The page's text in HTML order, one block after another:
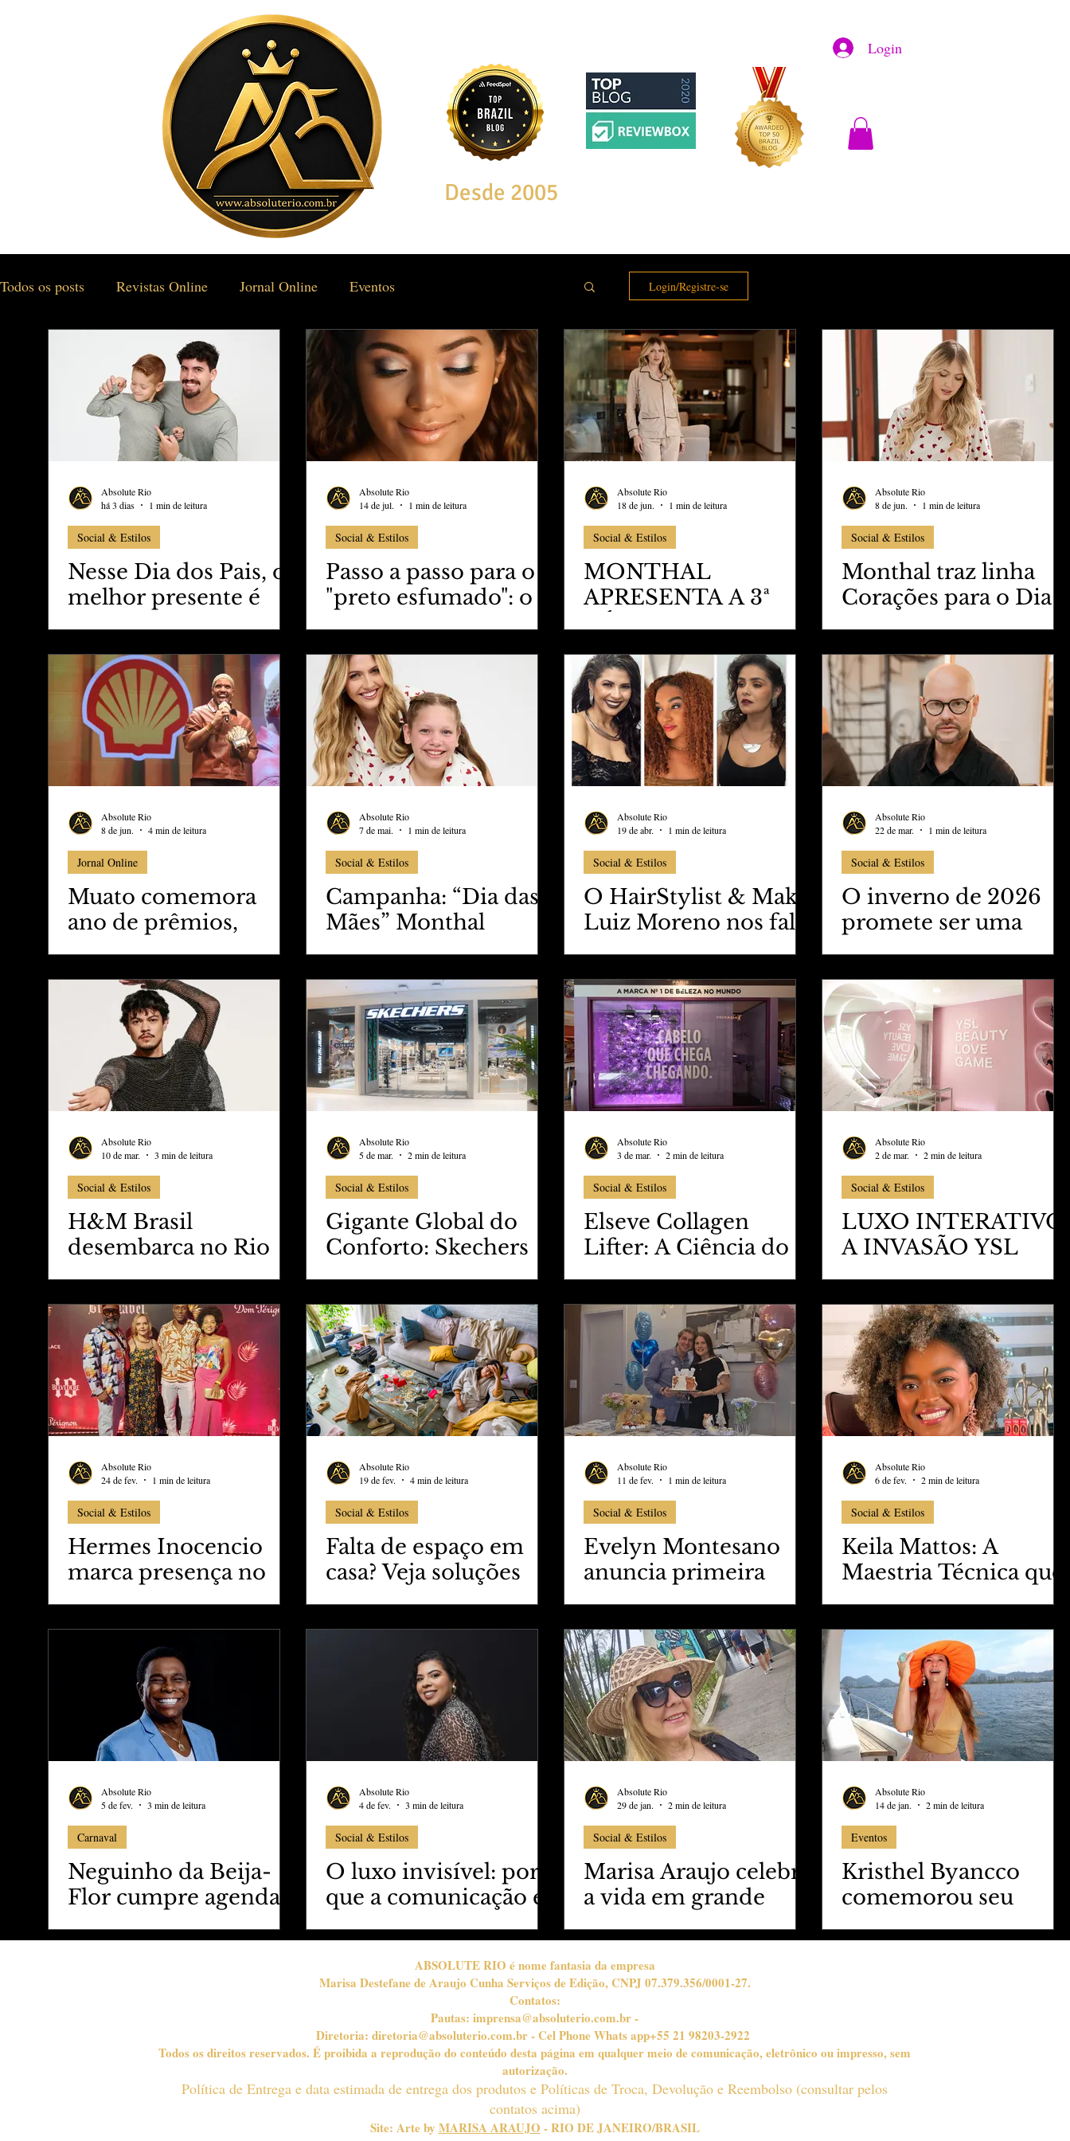
Login
Desde 2005
Todos os posts Revistas Online Jornal Online Eventos
Gastronomia & Turismo Social & Estilos Saúde & Bem Estar
TheVipClubBusiness Revistas The Vip Club Business Marujo Carioca
Login/Registre-se
Absolute Rio
há 3 dias
1 min de leitura
Social & Estilos
Nesse Dia dos Pais, o
melhor presente é
estar juntinho
mesmo na hora de
dormir
Absolute Rio
14 de jul.
1 min de leitura
Social & Estilos
Passo a passo para o
"preto esfumado": o
olhar marcante do
inverno
Absolute Rio
18 de jun.
1 min de leitura
Social & Estilos
MONTHAL
APRESENTA A 3ª
CÁPSULA
"CREPÚSCULO" DA
COLEÇÃO
MOONLIT,
INVERNO 2026
Absolute Rio
8 de jun.
1 min de leitura
Social & Estilos
Monthal traz linha
Corações para o Dia
dos Namorados
Absolute Rio
8 de jun.
4 min de leitura
Jornal Online
Muato comemora
ano de prêmios,
indicações, novas
produções e
temporada no
exterior
Absolute Rio
7 de mai.
1 min de leitura
Social & Estilos
Campanha: “Dia das
Mães” Monthal
Pijamas e Home
Wear
Absolute Rio
19 de abr.
1 min de leitura
Social & Estilos
O HairStylist & Make
Luiz Moreno nos fala
um pouco dessa
Make tendência forte
para o Inverno 2026
Absolute Rio
22 de mar.
1 min de leitura
Social & Estilos
O inverno de 2026
promete ser uma
estação vibrante para
os tons de cabelo
Absolute Rio
10 de mar.
3 min de leitura
Social & Estilos
H&M Brasil
desembarca no Rio
de Janeiro com
primeira loja em
Botafogo
Absolute Rio
5 de mar.
2 min de leitura
Social & Estilos
Gigante Global do
Conforto: Skechers
Inaugura sua
Primeira Loja Própria
no Rio de Janeiro
Absolute Rio
3 de mar.
2 min de leitura
Social & Estilos
Elseve Collagen
Lifter: A Ciência do
Colágeno no
BarraShopping
Absolute Rio
2 de mar.
2 min de leitura
Social & Estilos
LUXO INTERATIVO:
A INVASÃO YSL
BEAUTY NO
VILLAGEMALL
Absolute Rio
24 de fev.
1 min de leitura
Social & Estilos
Hermes Inocencio
marca presença no
Posh Golden Carnival
da CARAS
Absolute Rio
19 de fev.
4 min de leitura
Social & Estilos
Falta de espaço em
casa? Veja soluções
práticas que estão
virando tendência
Absolute Rio
11 de fev.
1 min de leitura
Social & Estilos
Evelyn Montesano
anuncia primeira
gravidez e revela o
sexo do bebê
Absolute Rio
6 de fev.
2 min de leitura
Social & Estilos
Keila Mattos: A
Maestria Técnica que
Devolve a Identidade
através da Inovação
Absolute Rio
5 de fev.
3 min de leitura
Carnaval
Neguinho da Beija-
Flor cumpre agenda
especial no primeiro
Carnaval após 50
Absolute Rio
4 de fev.
3 min de leitura
Social & Estilos
O luxo invisível: por
que a comunicação é
o verdadeiro
diferencial no
turismo de alto
Absolute Rio
29 de jan.
2 min de leitura
Social & Estilos
Marisa Araujo celebra
a vida em grande
estilo!
Absolute Rio
14 de jan.
2 min de leitura
Eventos
Kristhel Byancco
comemorou seu
aniversario Al Mare-
No Iate Rebecca
ABSOLUTE RIO é nome fantasia da empresa
Marisa Destefane de Araujo Cunha Serviços de Edição, CNPJ 07.379.356/0001-27.
Contatos:
Pautas: imprensa@absoluterio.com.br-
Diretoria: diretoria@absoluterio.com.br- Cel Phone Whats app+55 21 98203-2922
Todos os direitos reservados. É proibida a reprodução do conteúdo desta página em qualquer meio de comunicação, eletrônico ou impresso, sem
autorização.
Política de Entrega e data estimada de entrega dos produtos e Políticas de Troca, Devolução e Reembolso (consultar pelos
contatos acima)
Site: Arte by MARISA ARAUJO - RIO DE JANEIRO/BRASIL